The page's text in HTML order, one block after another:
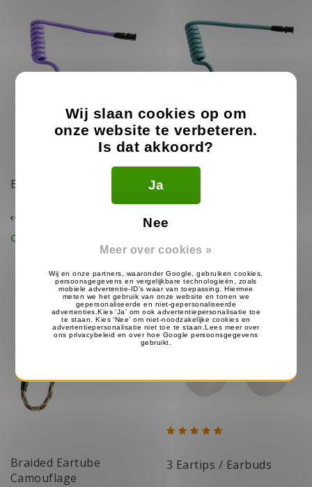
Braided Eartube Lila
€12.99
Op voorraad
Braided Eartube
Camouflage
3 Eartips / Earbuds
Wij slaan cookies op om
onze website te verbeteren.
Is dat akkoord?
Ja
Nee
Meer over cookies »